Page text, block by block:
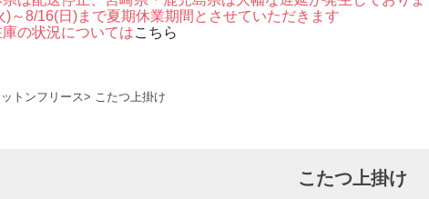
)～8/16(日)まで夏期休業期間とさせていただきます
の状況についてはこちら
ットンフリース こたつ上掛け
こたつ上掛け